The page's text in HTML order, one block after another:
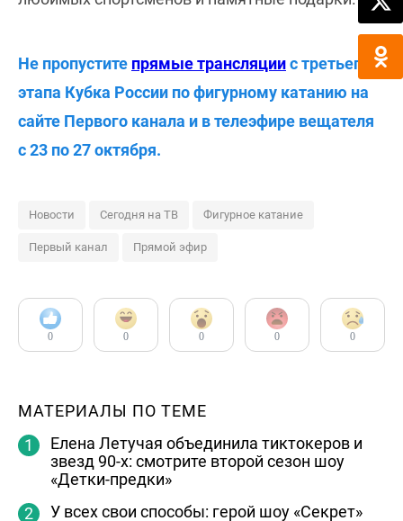
Не пропустите прямые трансляциис третьего
этапа Кубка России по фигурному катанию на
сайте Первого канала и в телеэфире вещателя
с 23 по 27 октября.
Новости Сегодня на ТВ Фигурное катание
Первый канал Прямой эфир
0 0 0 0 0
МАТЕРИАЛЫ ПО ТЕМЕ
Елена Летучая объединила тиктокеров и
звезд 90-х: смотрите второй сезон шоу
«Детки-предки»
У всех свои способы: герой шоу «Секрет»